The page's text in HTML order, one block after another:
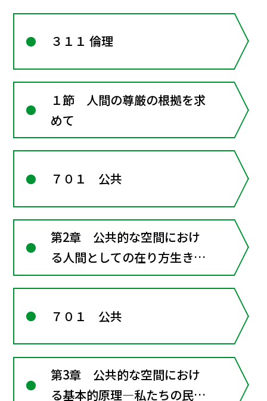
３１１ 倫理
１節 人間の尊厳の根拠を求
めて
７０１ 公共
第2章 公共的な空間におけ
る人間としての在り方生き方
―共に生きるための倫理
７０１ 公共
第3章 公共的な空間におけ
る基本的原理―私たちの民主